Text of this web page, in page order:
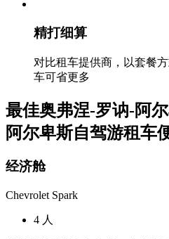
精打细算
对比租车提供商，以套餐
车可省更多
最佳奥弗涅-罗讷-阿
阿尔卑斯自驾游租车
经济舱
Chevrolet Spark
4 人